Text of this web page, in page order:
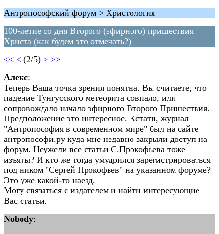
Антропософский форум > Христология
100-летие со дня Второго (эфирного) пришествия
Христа (как будем это отмечать?)
<< < (2/5) > >>
Алекс:
Теперь Ваша точка зрения понятна. Вы считаете, что
падение Тунгусского метеорита совпало, или
сопровождало начало эфирного Второго Пришествия.
Предположение это интересное. Кстати, журнал
"Антропософия в современном мире" был на сайте
антропософи.ру куда мне недавно закрыли доступ на
форум. Неужели все статьи С.Прокофьева тоже
изъяты? И кто же тогда умудрился зарегистрироваться
под ником "Сергей Прокофьев" на указанном форуме?
Это уже какой-то наезд.
Могу связаться с издателем и найти интересующие
Вас статьи.
Nobody: